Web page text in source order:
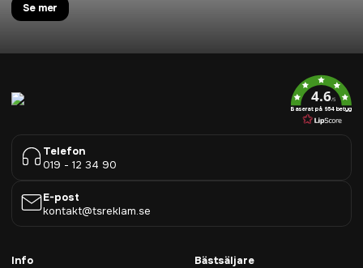
Se mer
4.6/5
Baserat på 954 betyg
Telefon
019 - 12 34 90
E-post
kontakt@tsreklam.se
Info
Bästsäljare